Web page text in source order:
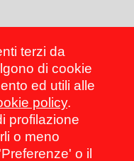
terzi da
di cookie
ed utili alle
policy.
profilazione
o meno
o il